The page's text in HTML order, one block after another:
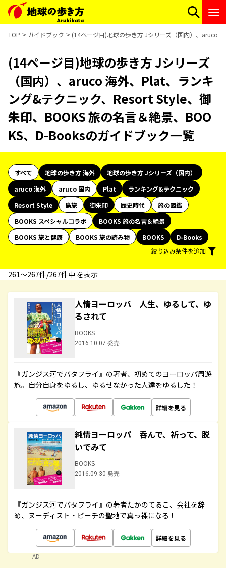
TOP ガイドブック (14ページ目)地球の歩き方 Jシリーズ（国内）、aruco
(14ページ目)地球の歩き方 Jシリーズ
（国内）、aruco 海外、Plat、ランキ
ング&テクニック、Resort Style、御
朱印、BOOKS 旅の名言＆絶景、BOO
KS、D-Booksのガイドブック一覧
すべて 地球の歩き方 海外
地球の歩き方 Jシリーズ（国内）
aruco 海外
aruco 国内 Plat
ランキング&テクニック
Resort Style
島旅 御朱印 歴史時代
旅の図鑑
BOOKS スペシャルコラボ
BOOKS 旅の名言＆絶景
BOOKS 旅と健康
BOOKS 旅の読み物 BOOKS
D-Books
絞り込み条件を追加
261〜267件/267件中 を表示
人情ヨーロッパ 人生、ゆるして、ゆ
るされて
BOOKS
2016.10.07 発売
『ガンジス河でバタフライ』の著者、初めてのヨーロッパ周遊
旅。自分自身をゆるし、ゆるせなかった人達をゆるした！
詳細を見る
純情ヨーロッパ 呑んで、祈って、脱
いでみて
BOOKS
2016.09.30 発売
『ガンジス河でバタフライ』の著者たかのてるこ、会社を辞
め、ヌーディスト・ビーチの聖地で真っ裸になる！
詳細を見る
AD